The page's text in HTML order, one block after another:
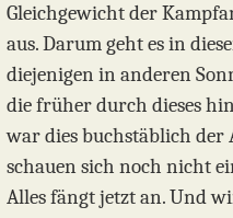
Gleichgewicht der
aus. Darum geht es in
diejenigen in anderen
die früher durch dieses
war dies buchstäblich der
schauen sich noch nicht
Alles fängt jetzt an. Und